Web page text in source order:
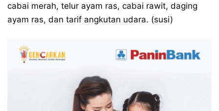
cabai merah, telur ayam ras, cabai rawit, daging
ayam ras, dan tarif angkutan udara. (susi)